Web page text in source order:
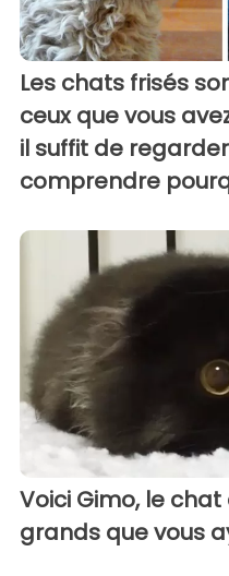
Les chats frisés
ceux que vous
il suffit de
comprendre
Voici Gimo, le
grands que vous